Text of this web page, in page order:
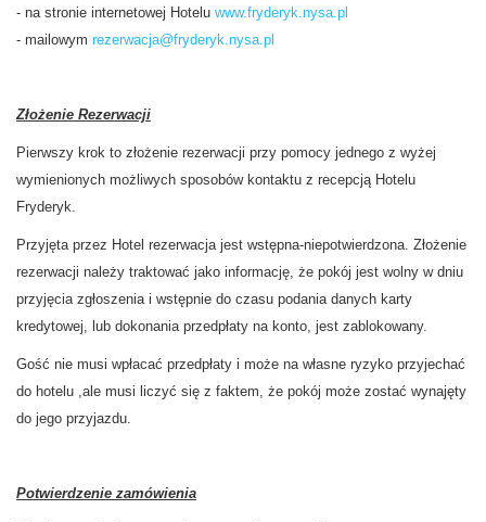
- na stronie internetowej Hotelu www.fryderyk.nysa.pl
- mailowym rezerwacja@fryderyk.nysa.pl
Złożenie Rezerwacji
Pierwszy krok to złożenie rezerwacji przy pomocy jednego z wyżej
wymienionych możliwych sposobów kontaktu z recepcją Hotelu
Fryderyk.
Przyjęta przez Hotel rezerwacja jest wstępna-niepotwierdzona. Złożenie
rezerwacji należy traktować jako informację, że pokój jest wolny w dniu
przyjęcia zgłoszenia i wstępnie do czasu podania danych karty
kredytowej, lub dokonania przedpłaty na konto, jest zablokowany.
Gość nie musi wpłacać przedpłaty i może na własne ryzyko przyjechać
do hotelu ,ale musi liczyć się z faktem, że pokój może zostać wynajęty
do jego przyjazdu.
Potwierdzenie zamówienia